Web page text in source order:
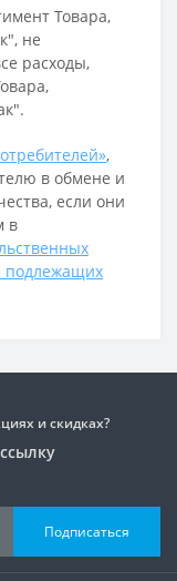
Товара,
не
расходы,
,
в обмене и
если они
в
подлежащих
и скидках?
Подписаться